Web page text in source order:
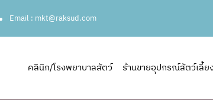
Email : mkt@raksud.com
คลินิก/โรงพยาบาลสัตว์ ร้านขายอุปกรณ์สัตว์เลี้ย